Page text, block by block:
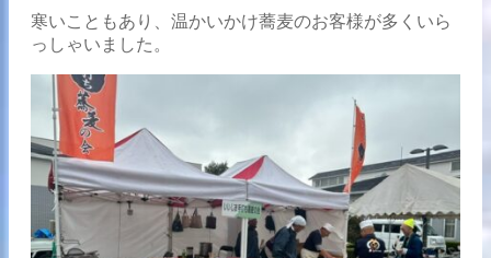
寒いこともあり、温かいかけ蕎麦のお客様が多くいら
っしゃいました。